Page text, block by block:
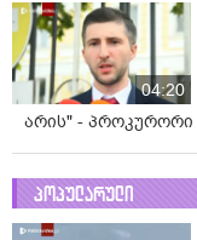
04:20
არის" - პროკურორი
პოპულარული